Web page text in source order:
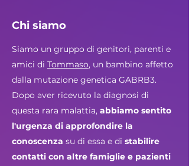
Chi siamo
Siamo un gruppo di genitori, parenti e
amici di Tommaso, un bambino affetto
dalla mutazione genetica GABRB3.
Dopo aver ricevuto la diagnosi di
questa rara malattia, abbiamo sentito
l'urgenza di approfondire la
conoscenza su di essa e di stabilire
contatti con altre famiglie e pazienti